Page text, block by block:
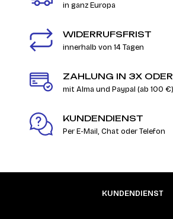
in ganz Europa
WIDERRUFSFRIST
innerhalb von 14 Tagen
ZAHLUNG IN 3X
mit Alma und Paypal (ab 100 €)
KUNDENDIENST
Per E-Mail, Chat oder Telefon
KUNDENDIENST